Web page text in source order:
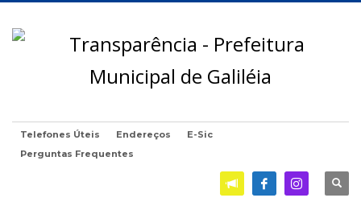
Telefones Úteis Endereços
E-Sic
Perguntas Frequentes